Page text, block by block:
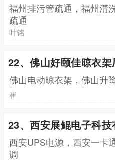
福州排污管疏通，福州清
疏通
叶铭
22、佛山好颐佳晾衣架
佛山电动晾衣架，佛山升
崔
23、西安展鲲电子科
西安UPS电源，西安一卡
调